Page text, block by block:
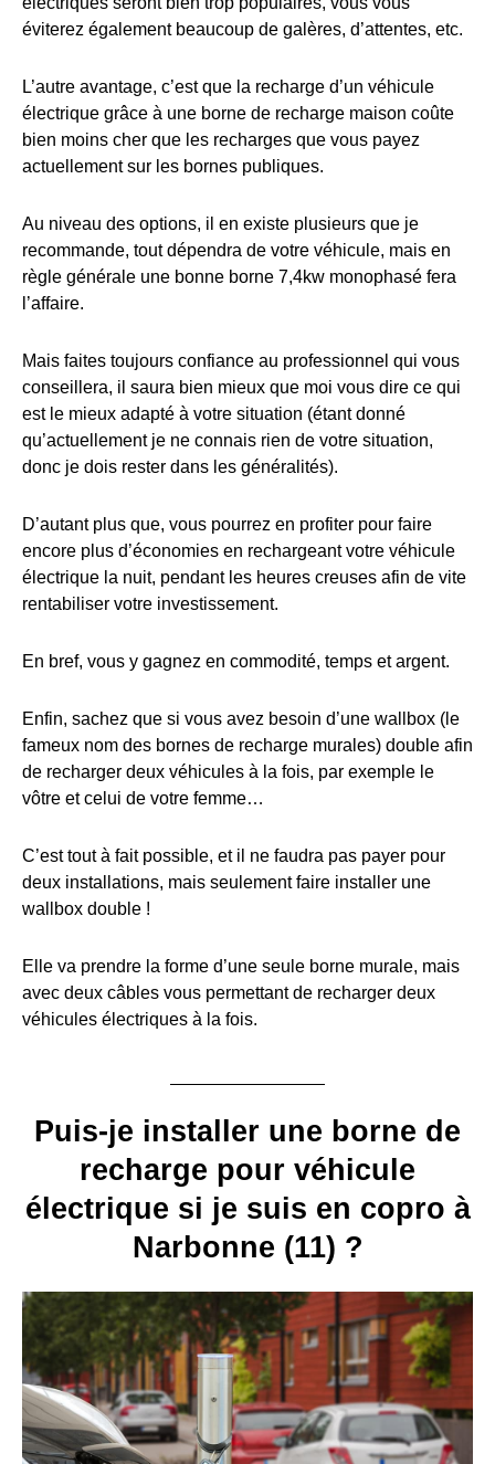
éviterez également beaucoup de galères, d’attentes, etc.
L’autre avantage, c’est que la recharge d’un véhicule
électrique grâce à une borne de recharge maison coûte
bien moins cher que les recharges que vous payez
actuellement sur les bornes publiques.
Au niveau des options, il en existe plusieurs que je
recommande, tout dépendra de votre véhicule, mais en
règle générale une bonne borne 7,4kw monophasé fera
l’affaire.
Mais faites toujours confiance au professionnel qui vous
conseillera, il saura bien mieux que moi vous dire ce qui
est le mieux adapté à votre situation (étant donné
qu’actuellement je ne connais rien de votre situation,
donc je dois rester dans les généralités).
D’autant plus que, vous pourrez en profiter pour faire
encore plus d’économies en rechargeant votre véhicule
électrique la nuit, pendant les heures creuses afin de vite
rentabiliser votre investissement.
En bref, vous y gagnez en commodité, temps et argent.
Enfin, sachez que si vous avez besoin d’une wallbox (le
fameux nom des bornes de recharge murales) double afin
de recharger deux véhicules à la fois, par exemple le
vôtre et celui de votre femme…
C’est tout à fait possible, et il ne faudra pas payer pour
deux installations, mais seulement faire installer une
wallbox double !
Elle va prendre la forme d’une seule borne murale, mais
avec deux câbles vous permettant de recharger deux
véhicules électriques à la fois.
Puis-je installer une borne de
recharge pour véhicule
électrique si je suis en copro à
Narbonne (11) ?